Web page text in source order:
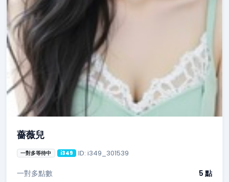
薔薇兒
一對多等待中 i349 ID: i349_301539
一對多點數
5 點